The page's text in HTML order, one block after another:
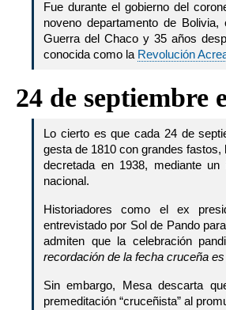
Fue durante el gobierno del
noveno departamento de
Guerra del Chaco y 35 años
conocida como la Revolución
24 de septiembre
Lo cierto es que cada 24 de
gesta de 1810 con grandes
decretada en 1938, mediante
nacional.
Historiadores como el ex
entrevistado por Sol de Pando
admiten que la celebración
recordación de la fecha cruceña
Sin embargo, Mesa descarta
premeditación “cruceñista” al